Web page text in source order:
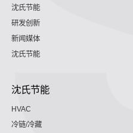
沈氏节能
研发创新
新闻媒体
沈氏节能
沈氏节能
HVAC
冷链/冷藏